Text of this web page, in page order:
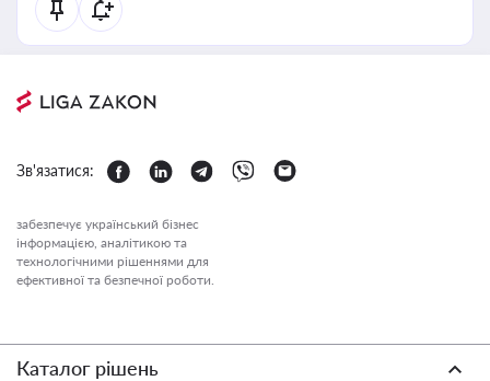
Зв'язатися:
забезпечує український бізнес
інформацією, аналітикою та
технологічними рішеннями для
ефективної та безпечної роботи.
Каталог рішень